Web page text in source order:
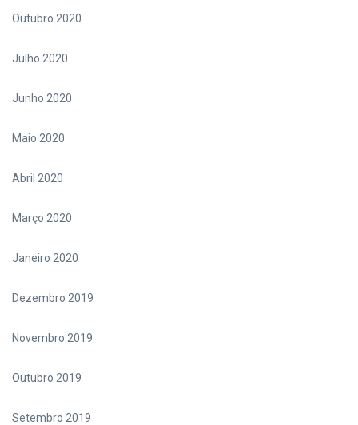
Outubro 2020
Julho 2020
Junho 2020
Maio 2020
Abril 2020
Março 2020
Janeiro 2020
Dezembro 2019
Novembro 2019
Outubro 2019
Setembro 2019